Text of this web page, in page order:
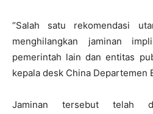
“Salah satu rekomendasi
menghilangkan jaminan
pemerintah lain dan entitas
kepala desk China Departemen
Jaminan tersebut telah